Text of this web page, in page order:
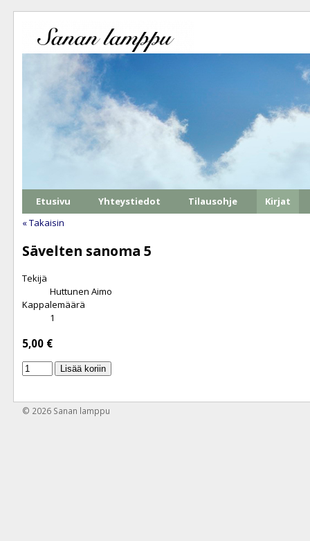
Etusivu Yhteystiedot Tilausohje
Kirjat
« Takaisin
Sävelten sanoma 5
Tekijä
Huttunen Aimo
Kappalemäärä
1
5,00 €
Lisää koriin
© 2026 Sanan lamppu